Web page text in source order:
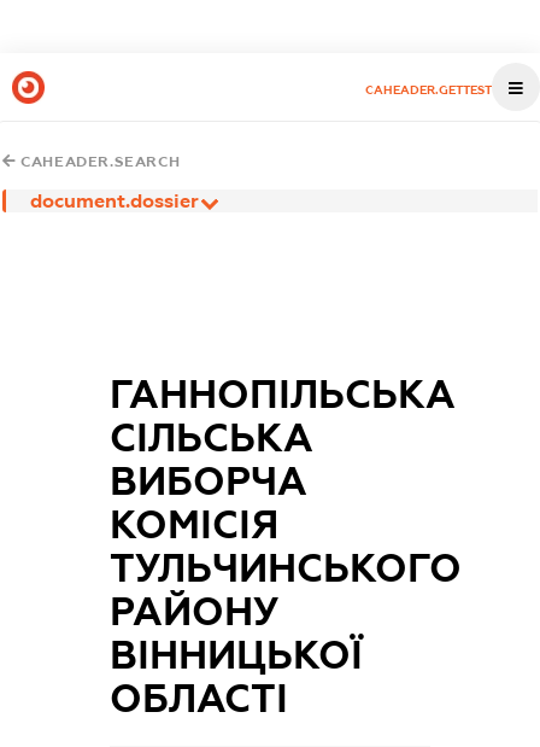
CAHEADER.GETTEST
CAHEADER.SEARCH
document.dossier
ГАННОПІЛЬСЬКА
СІЛЬСЬКА
ВИБОРЧА
КОМІСІЯ
ТУЛЬЧИНСЬКОГО
РАЙОНУ
ВІННИЦЬКОЇ
ОБЛАСТІ